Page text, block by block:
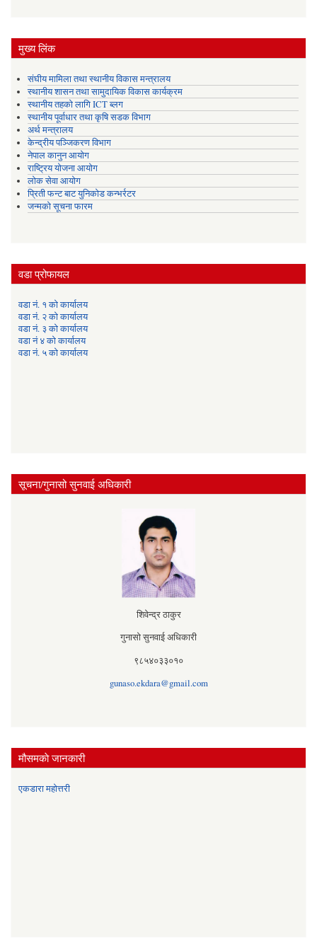
मुख्य लिंक
संघीय मामिला तथा स्थानीय विकास मन्त्रालय
स्थानीय शासन तथा सामुदायिक विकास कार्यक्रम
स्थानीय तहको लागि ICT ब्लग
स्थानीय पूर्वाधार तथा कृषि सडक विभाग
अर्थ मन्त्रालय
केन्द्रीय पञ्जिकरण विभाग
नेपाल कानुन आयोग
राष्ट्रिय योजना आयोग
लोक सेवा आयोग
प्रिती फन्ट बाट युनिकोड कन्भर्रटर
जन्मको सूचना फारम
वडा प्रोफायल
वडा नं. १ को कार्यालय
वडा नं. २ को कार्यालय
वडा नं. ३ को कार्यालय
वडा नं ४ को कार्यालय
वडा नं. ५ को कार्यालय
सूचना/गुनासो सुनवाई अधिकारी
शिवेन्द्र ठाकुर
गुनासो सुनवाई अधिकारी
९८५४०३३०१०
gunaso.ekdara@gmail.com
मौसमकाे जानकारी
एकडारा महोत्तरी